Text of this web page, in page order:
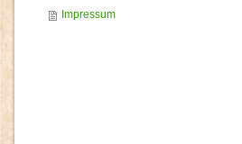
Impressum